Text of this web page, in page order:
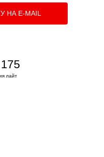
E-MAIL
лайт